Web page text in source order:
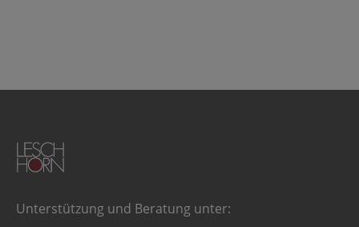
Unterstützung und Beratung unter: